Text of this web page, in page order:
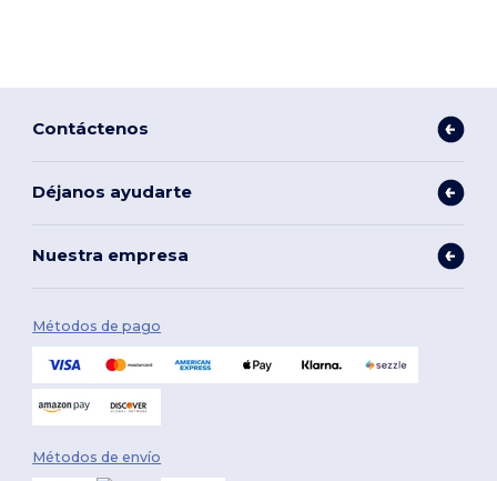
Contáctenos
Déjanos ayudarte
Nuestra empresa
Métodos de pago
Métodos de envío